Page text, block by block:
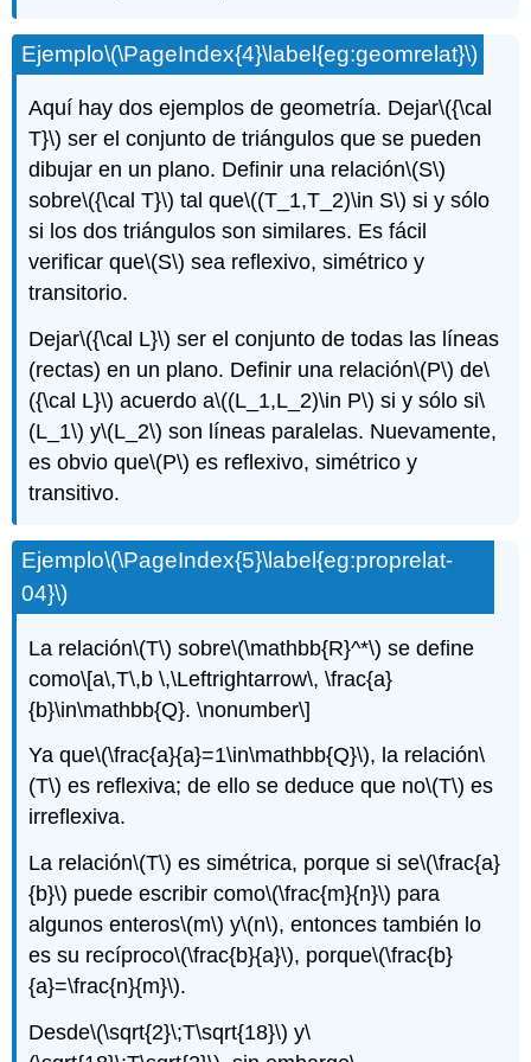
Ejemplo\(\PageIndex{4}\label{eg:geomrelat}\)
Aquí hay dos ejemplos de geometría. Dejar\({\cal
T}\) ser el conjunto de triángulos que se pueden
dibujar en un plano. Definir una relación\(S\)
sobre\({\cal T}\) tal que\((T_1,T_2)\in S\) si y sólo
si los dos triángulos son similares. Es fácil
verificar que\(S\) sea reflexivo, simétrico y
transitorio.
Dejar\({\cal L}\) ser el conjunto de todas las líneas
(rectas) en un plano. Definir una relación\(P\) de\
({\cal L}\) acuerdo a\((L_1,L_2)\in P\) si y sólo si\
(L_1\) y\(L_2\) son líneas paralelas. Nuevamente,
es obvio que\(P\) es reflexivo, simétrico y
transitivo.
Ejemplo\(\PageIndex{5}\label{eg:proprelat-
04}\)
La relación\(T\) sobre\(\mathbb{R}^*\) se define
como\[a\,T\,b \,\Leftrightarrow\, \frac{a}
{b}\in\mathbb{Q}. \nonumber\]
Ya que\(\frac{a}{a}=1\in\mathbb{Q}\), la relación\
(T\) es reflexiva; de ello se deduce que no\(T\) es
irreflexiva.
La relación\(T\) es simétrica, porque si se\(\frac{a}
{b}\) puede escribir como\(\frac{m}{n}\) para
algunos enteros\(m\) y\(n\), entonces también lo
es su recíproco\(\frac{b}{a}\), porque\(\frac{b}
{a}=\frac{n}{m}\).
Desde\(\sqrt{2}\;T\sqrt{18}\) y\